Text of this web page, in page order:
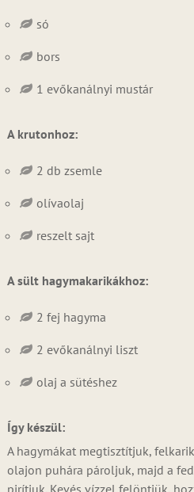
só
bors
1 evőkanálnyi mustár
A krutonhoz:
2 db zsemle
olívaolaj
reszelt sajt
A sült hagymakarikákhoz:
2 fej hagyma
2 evőkanálnyi liszt
olaj a sütéshez
Így készül:
A hagymákat megtisztítjuk,
olajon puhára pároljuk, majd a
pirítjuk. Kevés vízzel felöntjük,